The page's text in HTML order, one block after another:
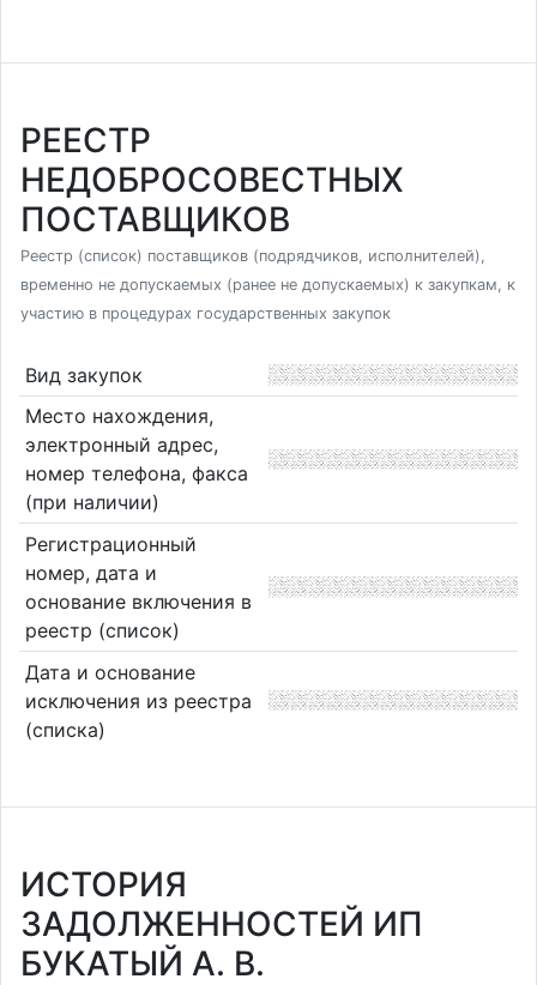
РЕЕСТР
НЕДОБРОСОВЕСТНЫХ
ПОСТАВЩИКОВ
Реестр (список) поставщиков (подрядчиков, исполнителей),
временно не допускаемых (ранее не допускаемых) к закупкам, к
участию в процедурах государственных закупок
Вид закупок
Место нахождения,
электронный адрес,
номер телефона, факса
(при наличии)
Регистрационный
номер, дата и
основание включения в
реестр (список)
Дата и основание
исключения из реестра
(списка)
ИСТОРИЯ
ЗАДОЛЖЕННОСТЕЙ ИП
БУКАТЫЙ А. В.